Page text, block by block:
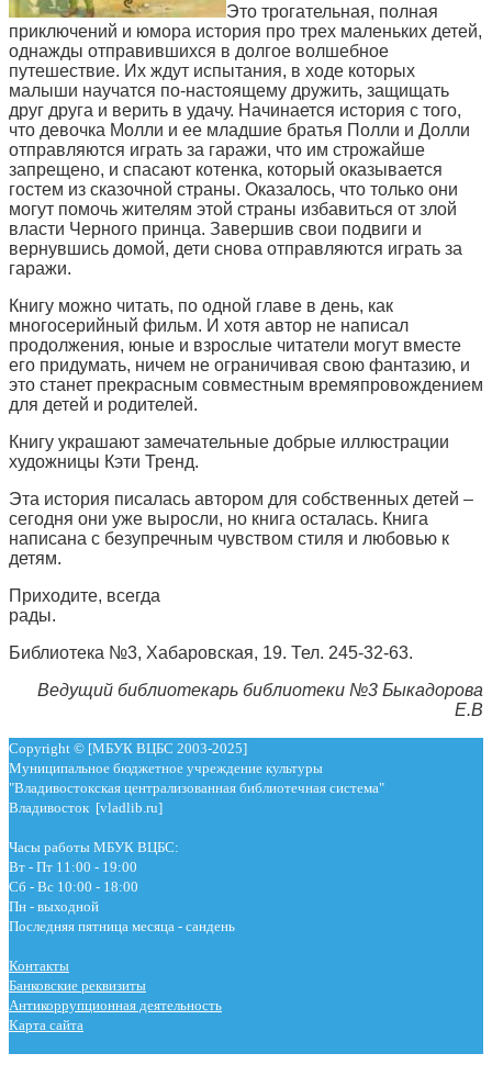
Это трогательная, полная
приключений и юмора история про трех маленьких детей,
однажды отправившихся в долгое волшебное
путешествие. Их ждут испытания, в ходе которых
малыши научатся по-настоящему дружить, защищать
друг друга и верить в удачу. Начинается история с того,
что девочка Молли и ее младшие братья Полли и Долли
отправляются играть за гаражи, что им строжайше
запрещено, и спасают котенка, который оказывается
гостем из сказочной страны. Оказалось, что только они
могут помочь жителям этой страны избавиться от злой
власти Черного принца. Завершив свои подвиги и
вернувшись домой, дети снова отправляются играть за
гаражи.
Книгу можно читать, по одной главе в день, как
многосерийный фильм. И хотя автор не написал
продолжения, юные и взрослые читатели могут вместе
его придумать, ничем не ограничивая свою фантазию, и
это станет прекрасным совместным времяпровождением
для детей и родителей.
Книгу украшают замечательные добрые иллюстрации
художницы Кэти Тренд.
Эта история писалась автором для собственных детей –
сегодня они уже выросли, но книга осталась. Книга
написана с безупречным чувством стиля и любовью к
детям.
Приходите, всегда
Библиотека №3, Хабаровская, 19. Тел. 245-32-63.
Ведущий библиотекарь библиотеки №3 Быкадорова
Е.В
Copyright © [МБУК ВЦБС 2003-2025]
Муниципальное бюджетное учреждение культуры
"Владивостокская централизованная библиотечная система"
Владивосток [vladlib.ru]
Часы работы МБУК ВЦБС:
Вт - Пт 11:00 - 19:00
Сб - Вс 10:00 - 18:00
Пн - выходной
Последняя пятница месяца - сандень
Контакты
Банковские реквизиты
Антикоррупционная деятельность
Карта сайта